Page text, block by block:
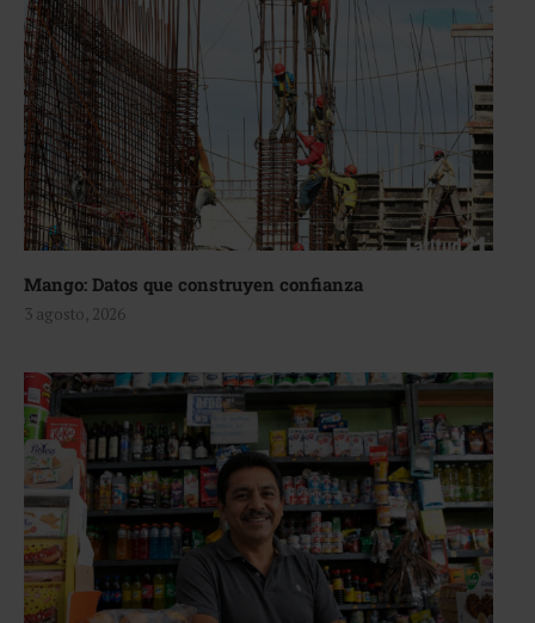
Mango: Datos que construyen confianza
3 agosto, 2026